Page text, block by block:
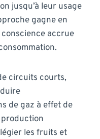
jusqu’à leur usage
gagne en
accrue
circuits courts,
de gaz à effet de
les fruits et